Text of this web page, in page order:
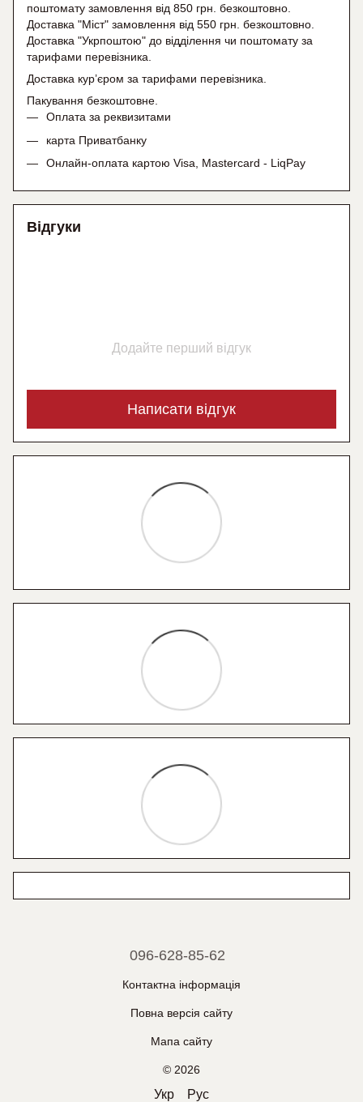
поштомату замовлення від 850 грн. безкоштовно.
Доставка "Міст" замовлення від 550 грн. безкоштовно.
Доставка "Укрпоштою" до відділення чи поштомату за
тарифами перевізника.
Доставка кур’єром за тарифами перевізника.
Пакування безкоштовне.
Оплата за реквизитами
карта Приватбанку
Онлайн-оплата картою Visa, Mastercard - LiqPay
Відгуки
Додайте перший відгук
Написати відгук
096-628-85-62
Контактна інформація
Повна версія сайту
Мапа сайту
© 2026
Укр Рус